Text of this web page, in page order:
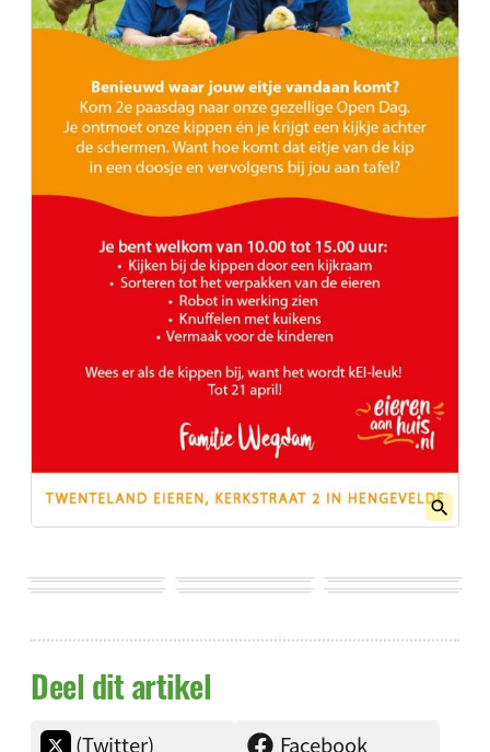
Deel dit artikel
(Twitter)
Facebook